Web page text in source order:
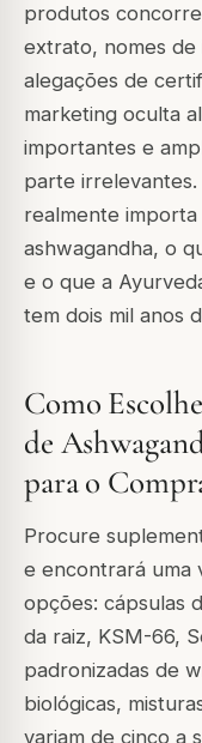
produtos
extrato, nomes de
alegações de
marketing oculta
importantes e
parte
realmente
ashwagandha, o
e o que a
tem dois mil anos
Como
de
para o
Procure
e encontrará uma
opções: cápsulas
da raiz, KSM-66,
padronizadas de
biológicas,
variam de cinco a